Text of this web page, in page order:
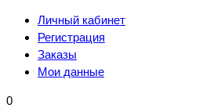
Личный кабинет
Регистрация
Заказы
Мои данные
0